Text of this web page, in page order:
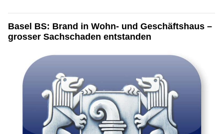
Basel BS: Brand in Wohn- und Geschäftshaus –
grosser Sachschaden entstanden